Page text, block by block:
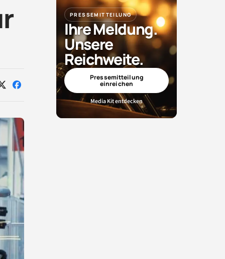
Auf Auf
PRESSEMITTEILUNG
Ihre Meldung.
Unsere
Reichweite.
Pressemitteilung
einreichen
Media Kit entdecken